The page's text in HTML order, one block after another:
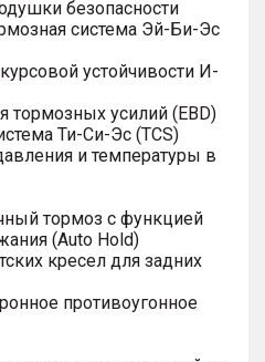
безопасности
система Эй-Би-Эс
устойчивости И-
тормозных усилий (EBD)
Ти-Си-Эс (TCS)
и температуры в
тормоз с функцией
(Auto Hold)
кресел для задних
противоугонное